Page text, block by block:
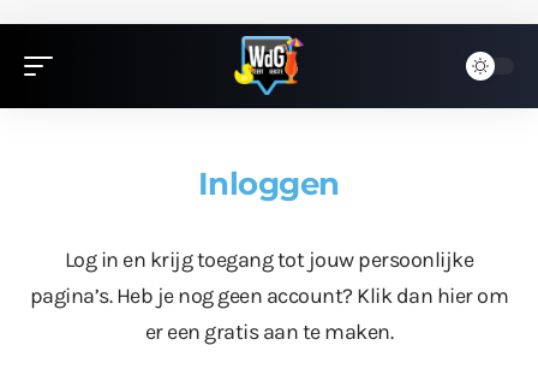
Inloggen
Log in en krijg toegang tot jouw persoonlijke
pagina’s. Heb je nog geen account? Klik dan hierom
er een gratis aan te maken.